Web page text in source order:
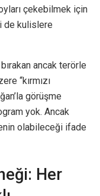
çekebilmek için
de kulislere
ancak terörle
“kırmızı
görüşme
yok. Ancak
olabileceği ifade
Her